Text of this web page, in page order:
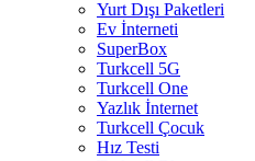
Yurt Dışı Paketleri
Ev İnterneti
SuperBox
Turkcell 5G
Turkcell One
Yazlık İnternet
Turkcell Çocuk
Hız Testi